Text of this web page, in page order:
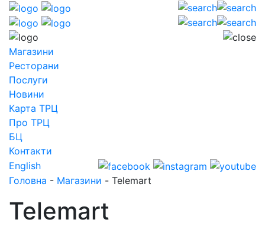
Магазини
Ресторани
Послуги
Новини
Карта ТРЦ
Про ТРЦ
БЦ
Контакти
English
Головна - Магазини - Telemart
Telemart